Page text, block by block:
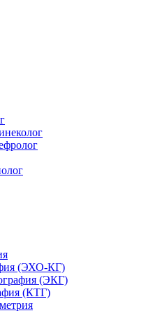
(ЭХО-КГ)
(ЭКГ)
(КТГ)